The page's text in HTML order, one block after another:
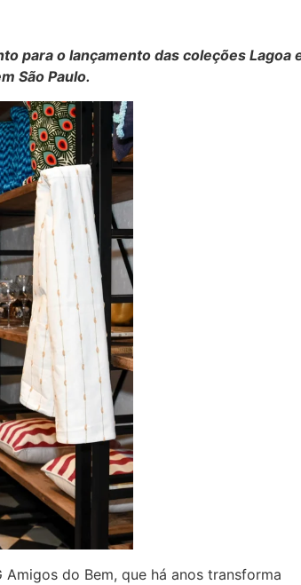
para o lançamento das coleções Lagoa
São Paulo.
do Bem, que há anos transforma